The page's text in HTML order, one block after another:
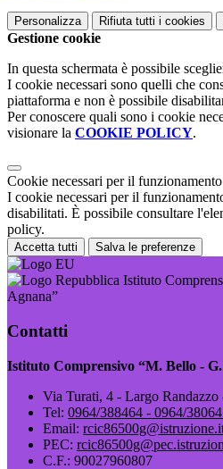
Personalizza Rifiuta tutti i cookies
Gestione cookie
In questa schermata è possibile
I cookie necessari sono quelli che
piattaforma e non è possibile
Per conoscere quali sono i cookie
visionare la COOKIE POLICY.
Cookie necessari per il funzionamento
I cookie necessari per il
disabilitati. È possibile consultare
policy.
Accetta tutti Salva le preferenze
Istituto
Agnana”
Contatti
Istituto Comprensivo “M. Bello -
Via Turati, 4 - Largo
Tel: 0964/388464 - 0964/
Email:
PEC:
C.F.: 90027960807